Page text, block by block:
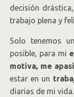
decisión drástica,
trabajo plena y
Solo tenemos
posible, para mi
motiva, me
estar en un
diarias de mi vida.